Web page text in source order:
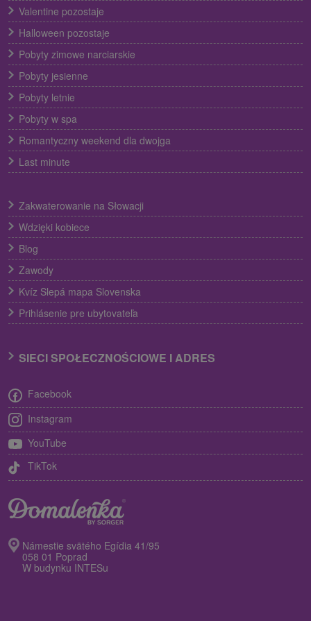
Valentine pozostaje
Halloween pozostaje
Pobyty zimowe narciarskie
Pobyty jesienne
Pobyty letnie
Pobyty w spa
Romantyczny weekend dla dwojga
Last minute
Zakwaterowanie na Słowacji
Wdzięki kobiece
Blog
Zawody
Kvíz Slepá mapa Slovenska
Prihlásenie pre ubytovateľa
SIECI SPOŁECZNOŚCIOWE I ADRES
Facebook
Instagram
YouTube
TikTok
Námestie svätého Egídia 41/95
058 01 Poprad
W budynku INTESu